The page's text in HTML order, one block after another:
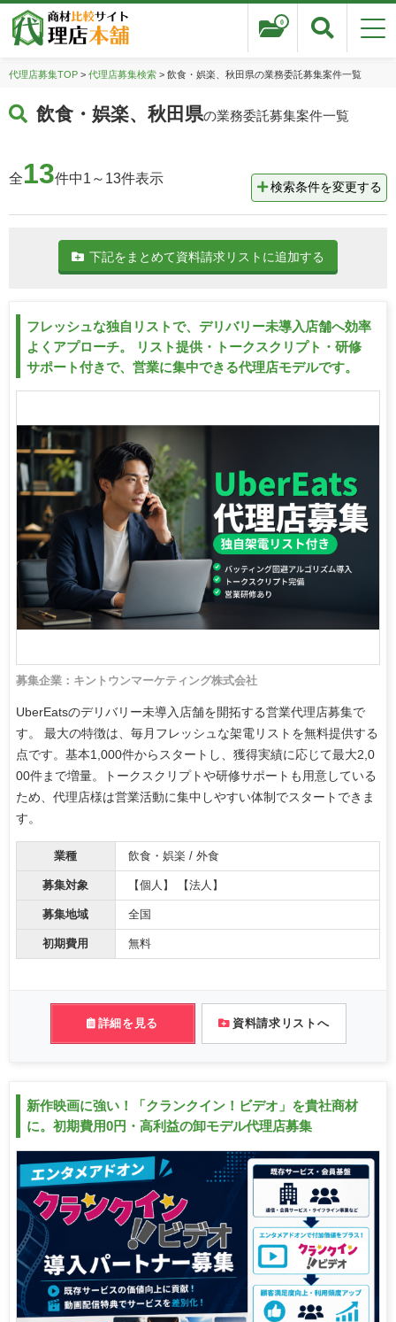
0
代理店募集TOP> 代理店募集検索> 飲食・娯楽、秋田県の業務委託募集案件一覧
飲食・娯楽、秋田県の業務委託募集案件一覧
全13件中1～13件表示
検索条件を変更する
下記をまとめて資料請求リストに追加する
フレッシュな独自リストで、デリバリー未導入店舗へ効率
よくアプローチ。 リスト提供・トークスクリプト・研修
サポート付きで、営業に集中できる代理店モデルです。
募集企業：キントウンマーケティング株式会社
UberEatsのデリバリー未導入店舗を開拓する営業代理店募集で
す。 最大の特徴は、毎月フレッシュな架電リストを無料提供する
点です。基本1,000件からスタートし、獲得実績に応じて最大2,0
00件まで増量。トークスクリプトや研修サポートも用意している
ため、代理店様は営業活動に集中しやすい体制でスタートできま
す。
業種 飲食・娯楽 / 外食
募集対象 【個人】 【法人】
募集地域 全国
初期費用 無料
詳細を見る 資料請求リストへ
新作映画に強い！「クランクイン！ビデオ」を貴社商材
に。初期費用0円・高利益の卸モデル代理店募集